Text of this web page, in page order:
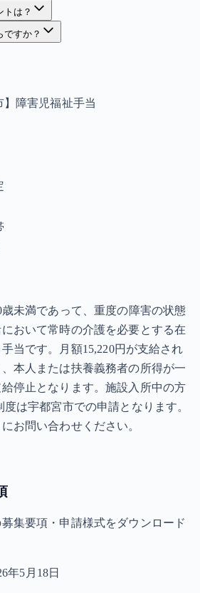
トは？
ですか？
】障害児福祉手当
未満であって、重度の障害の状態
おいて常時の介護を必要とする在
当です。月額15,220円が支給され
本人または扶養義務者の所得が一
停止となります。施設入所中の方
は宇都宮市での申請となります。
お問い合わせください。
集要項・申請様式をダウンロード
年5月18日